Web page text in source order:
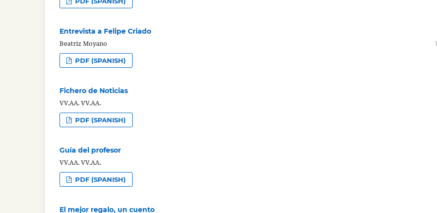
Entrevista a Felipe Criado
Beatriz Moyano
PDF (SPANISH)
Fichero de Noticias
VV.AA. VV.AA.
PDF (SPANISH)
Guía del profesor
VV.AA. VV.AA.
PDF (SPANISH)
El mejor regalo, un cuento